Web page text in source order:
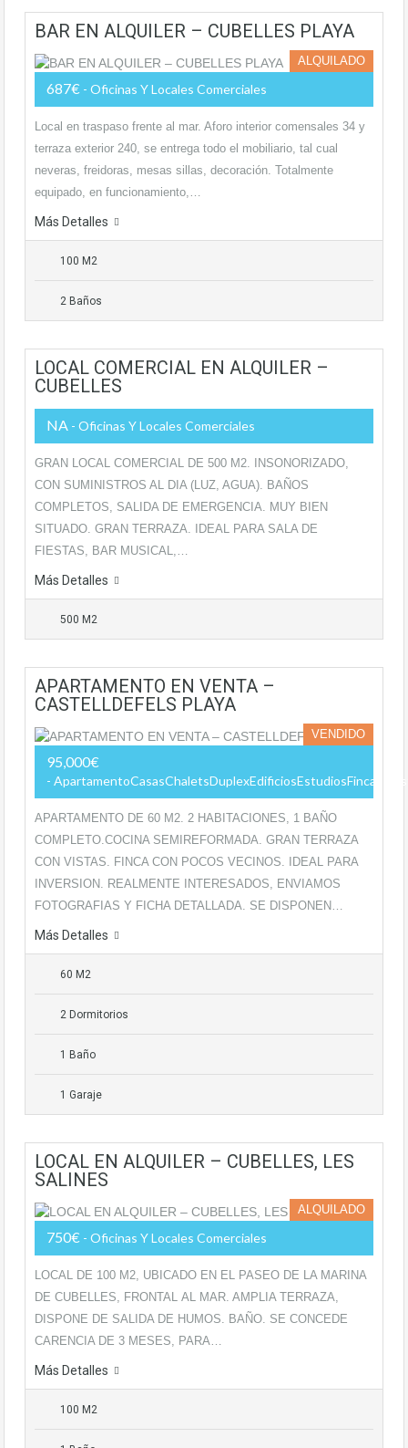
BAR EN ALQUILER – CUBELLES PLAYA
ALQUILADO
687€ - Oficinas Y Locales Comerciales
Local en traspaso frente al mar. Aforo interior comensales 34 y
terraza exterior 240, se entrega todo el mobiliario, tal cual
neveras, freidoras, mesas sillas, decoración. Totalmente
equipado, en funcionamiento,…
Más Detalles
100 M2
2 Baños
LOCAL COMERCIAL EN ALQUILER –
CUBELLES
NA - Oficinas Y Locales Comerciales
GRAN LOCAL COMERCIAL DE 500 M2. INSONORIZADO,
CON SUMINISTROS AL DIA (LUZ, AGUA). BAÑOS
COMPLETOS, SALIDA DE EMERGENCIA. MUY BIEN
SITUADO. GRAN TERRAZA. IDEAL PARA SALA DE
FIESTAS, BAR MUSICAL,…
Más Detalles
500 M2
APARTAMENTO EN VENTA –
CASTELLDEFELS PLAYA
VENDIDO
95,000€
- ApartamentoCasasChaletsDuplexEdificiosEstudiosFincas
APARTAMENTO DE 60 M2. 2 HABITACIONES, 1 BAÑO
COMPLETO.COCINA SEMIREFORMADA. GRAN TERRAZA
CON VISTAS. FINCA CON POCOS VECINOS. IDEAL PARA
INVERSION. REALMENTE INTERESADOS, ENVIAMOS
FOTOGRAFIAS Y FICHA DETALLADA. SE DISPONEN…
Más Detalles
60 M2
2 Dormitorios
1 Baño
1 Garaje
LOCAL EN ALQUILER – CUBELLES, LES
SALINES
ALQUILADO
750€ - Oficinas Y Locales Comerciales
LOCAL DE 100 M2, UBICADO EN EL PASEO DE LA MARINA
DE CUBELLES, FRONTAL AL MAR. AMPLIA TERRAZA,
DISPONE DE SALIDA DE HUMOS. BAÑO. SE CONCEDE
CARENCIA DE 3 MESES, PARA…
Más Detalles
100 M2